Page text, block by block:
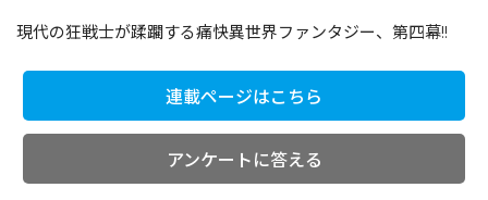
現代の狂戦士が蹂躙する痛快異世界ファンタジー、第四幕!!
連載ページはこちら
アンケートに答える